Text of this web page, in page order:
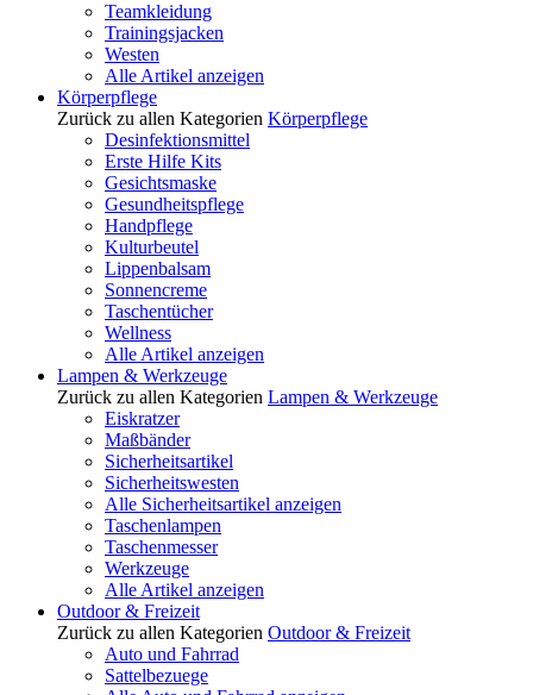
Teamkleidung
Trainingsjacken
Westen
Alle Artikel anzeigen
Körperpflege
Zurück zu allen Kategorien Körperpflege
Desinfektionsmittel
Erste Hilfe Kits
Gesichtsmaske
Gesundheitspflege
Handpflege
Kulturbeutel
Lippenbalsam
Sonnencreme
Taschentücher
Wellness
Alle Artikel anzeigen
Lampen & Werkzeuge
Zurück zu allen Kategorien Lampen & Werkzeuge
Eiskratzer
Maßbänder
Sicherheitsartikel
Sicherheitswesten
Alle Sicherheitsartikel anzeigen
Taschenlampen
Taschenmesser
Werkzeuge
Alle Artikel anzeigen
Outdoor & Freizeit
Zurück zu allen Kategorien Outdoor & Freizeit
Auto und Fahrrad
Sattelbezuege